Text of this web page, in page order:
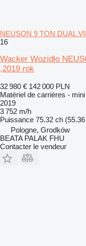
NEUSON 9 TON DUAL
16
Wacker Wozidło
,2019 rok
32 980 € 142 000 PLN
Matériel de carrières -
2019
3 752 m/h
Puissance 75.32 ch
Pologne, Grodków
BEATA PALAK FHU
Contacter le vendeur